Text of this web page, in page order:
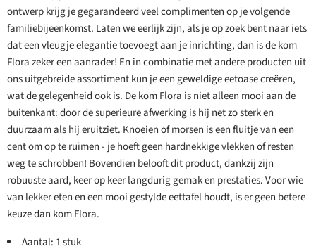
ontwerp krijg je gegarandeerd veel complimenten op je volgende
familiebijeenkomst. Laten we eerlijk zijn, als je op zoek bent naar iets
dat een vleugje elegantie toevoegt aan je inrichting, dan is de kom
Flora zeker een aanrader! En in combinatie met andere producten uit
ons uitgebreide assortiment kun je een geweldige eetoase creëren,
wat de gelegenheid ook is. De kom Flora is niet alleen mooi aan de
buitenkant: door de superieure afwerking is hij net zo sterk en
duurzaam als hij eruitziet. Knoeien of morsen is een fluitje van een
cent om op te ruimen - je hoeft geen hardnekkige vlekken of resten
weg te schrobben! Bovendien belooft dit product, dankzij zijn
robuuste aard, keer op keer langdurig gemak en prestaties. Voor wie
van lekker eten en een mooi gestylde eettafel houdt, is er geen betere
keuze dan kom Flora.
Aantal: 1 stuk